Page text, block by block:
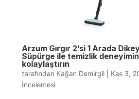
Arzum Gırgır 2’si 1 Arada
Süpürge ile temizlik
kolaylaştırın
tarafından Kağan Demirgil| Kas 3,
İncelemesi